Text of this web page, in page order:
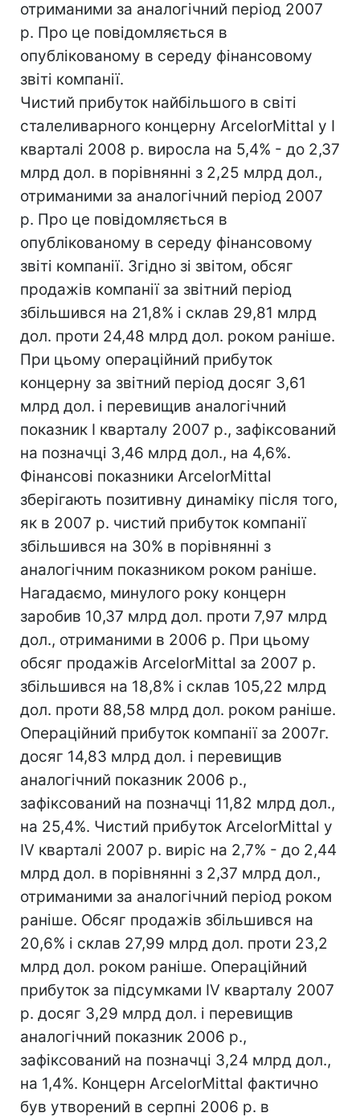
отриманими за аналогічний період 2007
р. Про це повідомляється в
опублікованому в середу фінансовому
звіті компанії.
Чистий прибуток найбільшого в світі
сталеливарного концерну ArcelorMittal у I
кварталі 2008 р. виросла на 5,4% - до 2,37
млрд дол. в порівнянні з 2,25 млрд дол.,
отриманими за аналогічний період 2007
р. Про це повідомляється в
опублікованому в середу фінансовому
звіті компанії. Згідно зі звітом, обсяг
продажів компанії за звітний період
збільшився на 21,8% і склав 29,81 млрд
дол. проти 24,48 млрд дол. роком раніше.
При цьому операційний прибуток
концерну за звітний період досяг 3,61
млрд дол. і перевищив аналогічний
показник I кварталу 2007 р., зафіксований
на позначці 3,46 млрд дол., на 4,6%.
Фінансові показники ArcelorMittal
зберігають позитивну динаміку після того,
як в 2007 р. чистий прибуток компанії
збільшився на 30% в порівнянні з
аналогічним показником роком раніше.
Нагадаємо, минулого року концерн
заробив 10,37 млрд дол. проти 7,97 млрд
дол., отриманими в 2006 р. При цьому
обсяг продажів ArcelorMittal за 2007 р.
збільшився на 18,8% і склав 105,22 млрд
дол. проти 88,58 млрд дол. роком раніше.
Операційний прибуток компанії за 2007г.
досяг 14,83 млрд дол. і перевищив
аналогічний показник 2006 р.,
зафіксований на позначці 11,82 млрд дол.,
на 25,4%. Чистий прибуток ArcelorMittal у
IV кварталі 2007 р. виріс на 2,7% - до 2,44
млрд дол. в порівнянні з 2,37 млрд дол.,
отриманими за аналогічний період роком
раніше. Обсяг продажів збільшився на
20,6% і склав 27,99 млрд дол. проти 23,2
млрд дол. роком раніше. Операційний
прибуток за підсумками IV кварталу 2007
р. досяг 3,29 млрд дол. і перевищив
аналогічний показник 2006 р.,
зафіксований на позначці 3,24 млрд дол.,
на 1,4%. Концерн ArcelorMittal фактично
був утворений в серпні 2006 р. в